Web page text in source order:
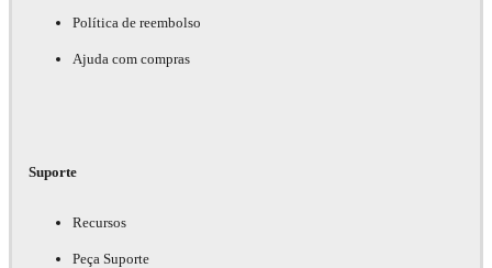
Política de reembolso
Ajuda com compras
Suporte
Recursos
Peça Suporte